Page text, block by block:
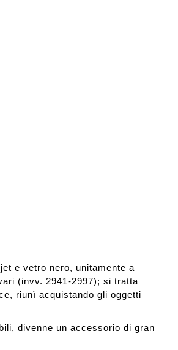
e vetro nero, unitamente a
(invv. 2941-2997); si tratta
riunì acquistando gli oggetti
divenne un accessorio di gran